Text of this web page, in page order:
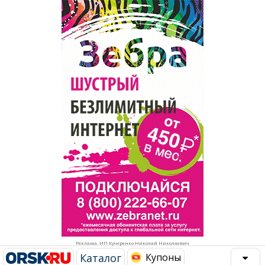
Реклама. ИП Кучеренко Николай Николаевич
Каталог Купоны
Рестораны, кафе, бары
Развлечения и отдых
Спорт Фитнес
Недвижимость
Красота Косметология
Торговля
Бизнес и финансы
Юристы, Экспертиза, Страхование
Ремонт
Социальные организации
Это интересно
Администрация
Популярное →